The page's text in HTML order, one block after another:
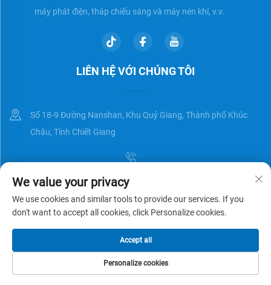
máy phát điện, tháp chiếu sáng và máy nén khí, v.v.
LIÊN HỆ VỚI CHÚNG TÔI
Số 18-9 Đường Nanshan, Khu Quỷ Giang, Thành phố Khúc
Châu, Tỉnh Chiết Giang
[email protected]
Bản quyền © Zhejiang Universal Trading Co.,Ltd. Đã được bảo lưu
Chính
sách bảo mật
We value your privacy
We use cookies and similar tools to provide our services. If you
don't want to accept all cookies, click Personalize cookies.
Personalize cookies
Accept all